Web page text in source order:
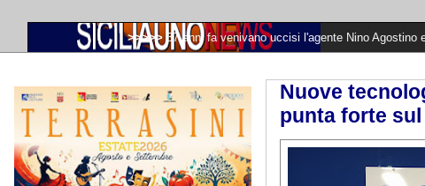
>>>>> 37 anni fa venivano uccisi l'agente Nino Agostino e la
Nuove
punta forte